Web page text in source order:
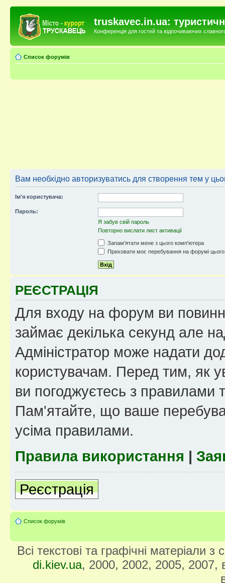
truskavec.in.ua:
Конференція для гостей та відпочиваючих
Список форумів
Вам необхідно авторизуватись для створення тем у
Ім'я користувача:
Пароль:
Я забув свій пароль
Повторно вислати лист активації
Запам'ятати мене з цього комп'ютера
Приховати моє перебування на форумі
РЕЄСТРАЦІЯ
Для входу на форум ви
займає декілька секунд але
Адміністратор може надати
користувачам. Перед тим, як
ви погоджуєтесь з правилами
Пам'ятайте, що ваше
усіма правилами.
Правила використання |
Реєстрація
Список форумів
Всі текстові та графічні матеріали
di.kiev.ua, 2000, 2002, 2005, 2007,